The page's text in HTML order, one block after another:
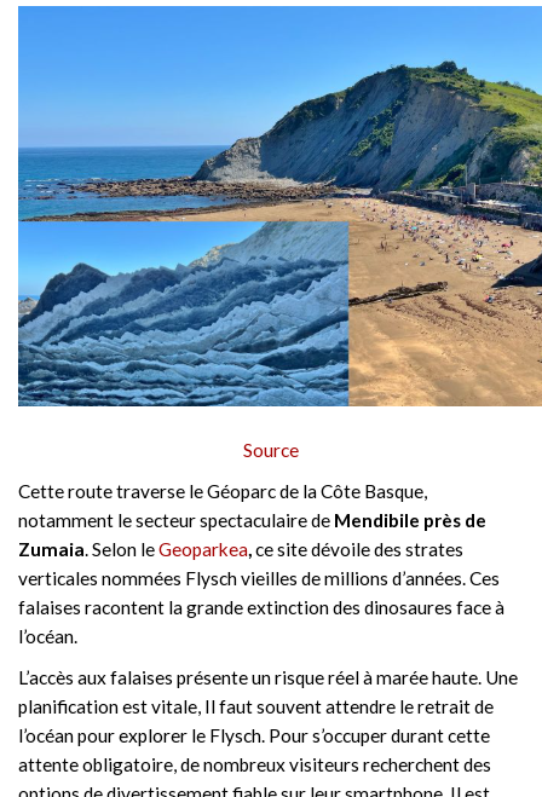
Source
Cette route traverse le Géoparc de la Côte Basque,
notamment le secteur spectaculaire de Mendibile près de
Zumaia. Selon leGeoparkea,ce site dévoile des strates
verticales nommées Flysch vieilles de millions d’années. Ces
falaises racontent la grande extinction des dinosaures face à
l’océan.
L’accès aux falaises présente un risque réel à marée haute. Une
planification est vitale, Il faut souvent attendre le retrait de
l’océan pour explorer le Flysch. Pour s’occuper durant cette
attente obligatoire, de nombreux visiteurs recherchent des